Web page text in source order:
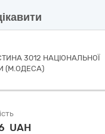
3012 НАЦІОНАЛЬНОЇ
(М.ОДЕСА)
UAH